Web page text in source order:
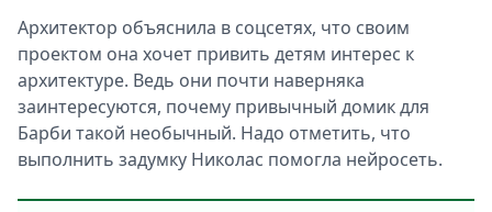
Архитектор объяснила в соцсетях, что своим
проектом она хочет привить детям интерес к
архитектуре. Ведь они почти наверняка
заинтересуются, почему привычный домик для
Барби такой необычный. Надо отметить, что
выполнить задумку Николас помогла нейросеть.